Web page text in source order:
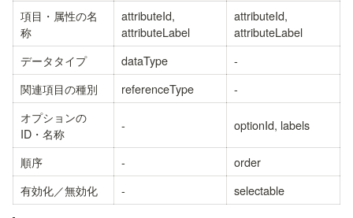
項目・属性の名
称
attributeId,
attributeLabel
attributeId,
attributeLabel
データタイプ
dataType
-
関連項目の種別
referenceType
-
オプションの
ID・名称
- optionId, labels
順序 -
order
有効化／無効化
- selectable